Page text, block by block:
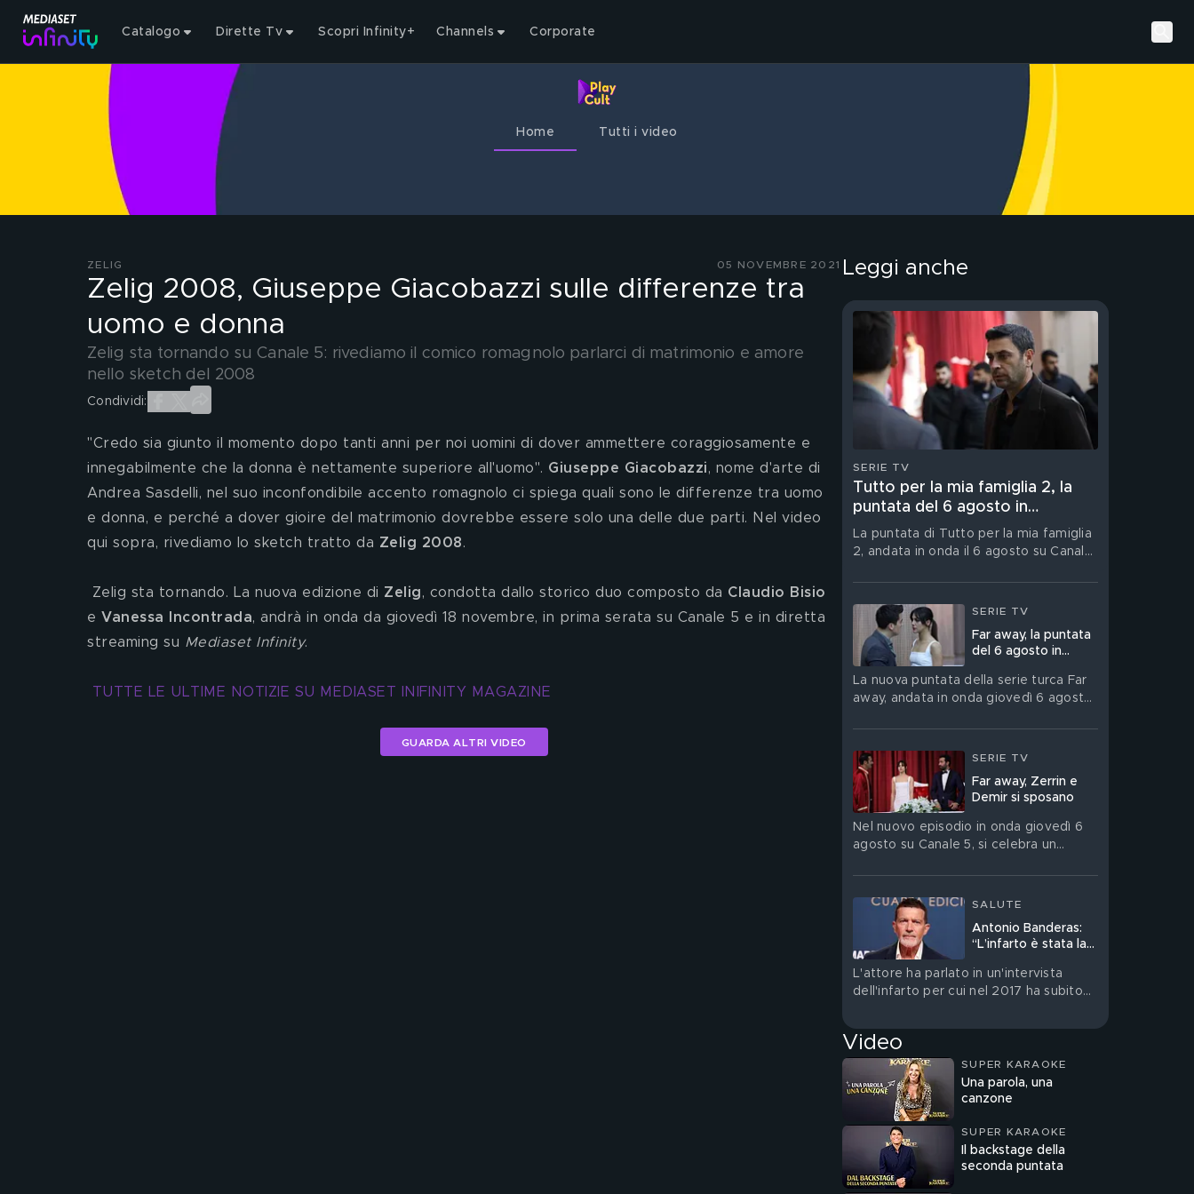
Catalogo Dirette Tv Scopri Infinity+ Channels Corporate
Home Tutti i video
ZELIG 05 NOVEMBRE 2021
Zelig 2008, Giuseppe Giacobazzi sulle differenze tra
uomo e donna
Zelig sta tornando su Canale 5: rivediamo il comico romagnolo parlarci di matrimonio e amore
nello sketch del 2008
Condividi:
"Credo sia giunto il momento dopo tanti anni per noi uomini di dover ammettere coraggiosamente e
innegabilmente che la donna è nettamente superiore all'uomo". Giuseppe Giacobazzi, nome d'arte di
Andrea Sasdelli, nel suo inconfondibile accento romagnolo ci spiega quali sono le differenze tra uomo
e donna, e perché a dover gioire del matrimonio dovrebbe essere solo una delle due parti. Nel video
qui sopra, rivediamo lo sketch tratto da Zelig 2008.
Zelig sta tornando. La nuova edizione di Zelig, condotta dallo storico duo composto da Claudio Bisio
e Vanessa Incontrada, andrà in onda da giovedì 18 novembre, in prima serata su Canale 5 e in diretta
streaming su Mediaset Infinity.
TUTTE LE ULTIME NOTIZIE SU MEDIASET INIFINITY MAGAZINE
GUARDA ALTRI VIDEO
Leggi anche
SERIE TV
Tutto per la mia famiglia 2, la
puntata del 6 agosto in
streaming
La puntata di Tutto per la mia famiglia
2, andata in onda il 6 agosto su Canale
SERIE TV
Far away, la puntata
del 6 agosto in
La nuova puntata della serie turca Far
away, andata in onda giovedì 6 agosto,
SERIE TV
Far away, Zerrin e
Demir si sposano
Nel nuovo episodio in onda giovedì 6
agosto su Canale 5, si celebra un
SALUTE
Antonio Banderas:
“L’infarto è stata la
sia mai capitata nella
vita”
L'attore ha parlato in un'intervista
dell'infarto per cui nel 2017 ha subito
Video
SUPER KARAOKE
Una parola, una
canzone
SUPER KARAOKE
Il backstage della
seconda puntata